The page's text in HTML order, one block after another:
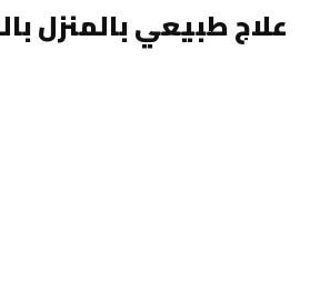
علاج طبيعي بالمنزل